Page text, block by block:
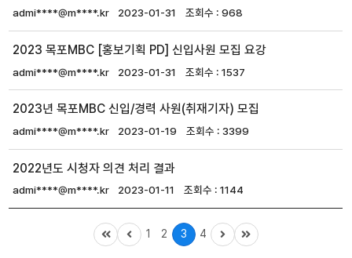
admi****@m****.kr 2023-01-31 968
2023 목포MBC [홍보기획 PD] 신입사원 모집 요강
admi****@m****.kr 2023-01-31 1537
2023년 목포MBC 신입/경력 사원(취재기자) 모집
admi****@m****.kr 2023-01-19 3399
2022년도 시청자 의견 처리 결과
admi****@m****.kr 2023-01-11 1144
1 2 3 4